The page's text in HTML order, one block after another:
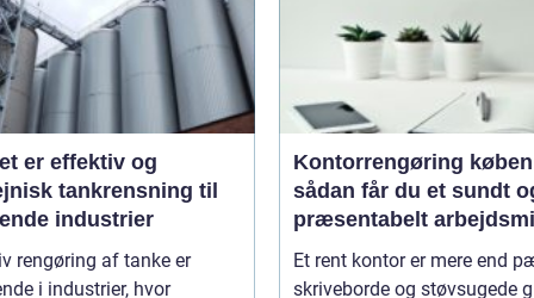
er effektiv og
tankrensning til
industrier
rengøring af tanke er
i industrier, hvor
Kontorrengøring
sådan får du et sundt
præsentabelt
Et rent kontor er mere end
skriveborde og støvsugede